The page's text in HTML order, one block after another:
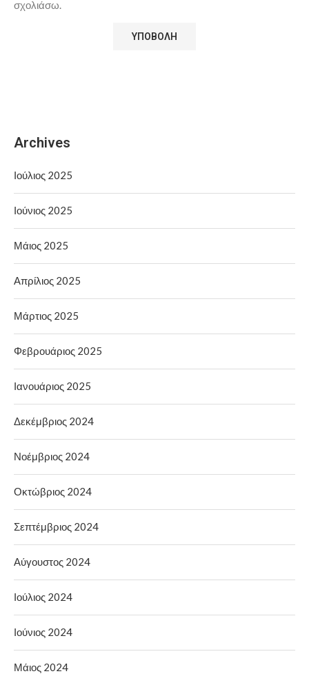
σχολιάσω.
Archives
Ιούλιος 2025
Ιούνιος 2025
Μάιος 2025
Απρίλιος 2025
Μάρτιος 2025
Φεβρουάριος 2025
Ιανουάριος 2025
Δεκέμβριος 2024
Νοέμβριος 2024
Οκτώβριος 2024
Σεπτέμβριος 2024
Αύγουστος 2024
Ιούλιος 2024
Ιούνιος 2024
Μάιος 2024